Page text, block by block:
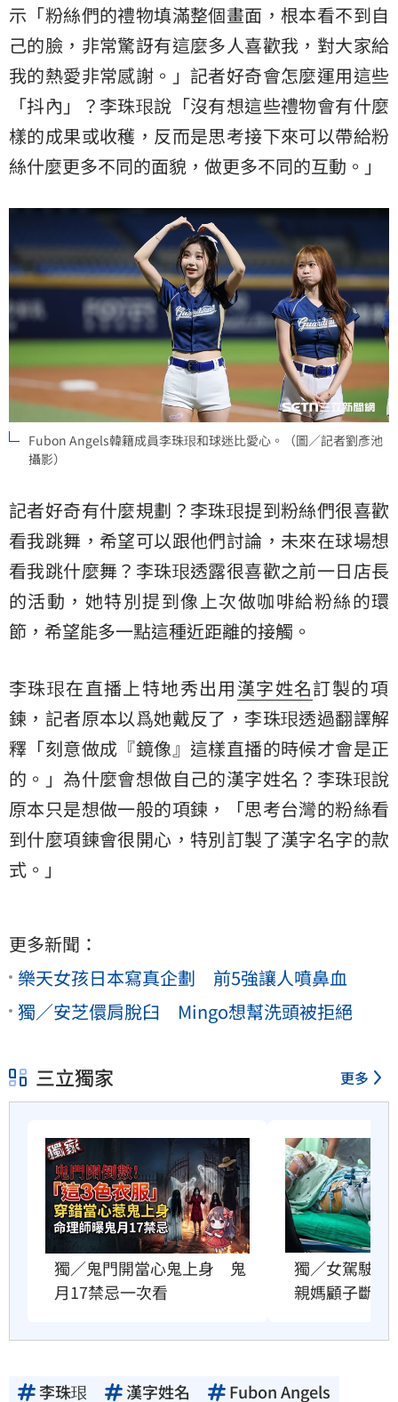
示「粉絲們的禮物填滿整個畫面，根本看不到自
己的臉，非常驚訝有這麼多人喜歡我，對大家給
我的熱愛非常感謝。」記者好奇會怎麼運用這些
「抖內」？李珠珢說「沒有想這些禮物會有什麼
樣的成果或收穫，反而是思考接下來可以帶給粉
絲什麼更多不同的面貌，做更多不同的互動。」
Fubon Angels韓籍成員李珠珢和球迷比愛心。（圖／記者劉彥池
攝影）
記者好奇有什麼規劃？李珠珢提到粉絲們很喜歡
看我跳舞，希望可以跟他們討論，未來在球場想
看我跳什麼舞？李珠珢透露很喜歡之前一日店長
的活動，她特別提到像上次做咖啡給粉絲的環
節，希望能多一點這種近距離的接觸。
李珠珢在直播上特地秀出用漢字姓名訂製的項
鍊，記者原本以爲她戴反了，李珠珢透過翻譯解
釋「刻意做成『鏡像』這樣直播的時候才會是正
的。」為什麼會想做自己的漢字姓名？李珠珢說
原本只是想做一般的項鍊，「思考台灣的粉絲看
到什麼項鍊會很開心，特別訂製了漢字名字的款
式。」
更多新聞：
樂天女孩日本寫真企劃 前5強讓人噴鼻血
獨／安芝儇肩脫臼 Mingo想幫洗頭被拒絕
三立獨家 更多
獨／鬼門開當心鬼上身　鬼
月17禁忌一次看
獨／女駕駛肇
親媽顧子斷家
李珠珢 漢字姓名 Fubon Angels